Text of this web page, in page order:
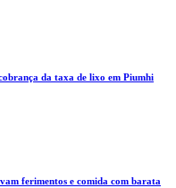
da taxa de lixo em Piumhi
ferimentos e comida com barata